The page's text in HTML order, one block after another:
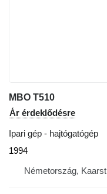
MBO T510
Ár érdeklődésre
Ipari gép - hajtógatógép
1994
Németország, Kaarst